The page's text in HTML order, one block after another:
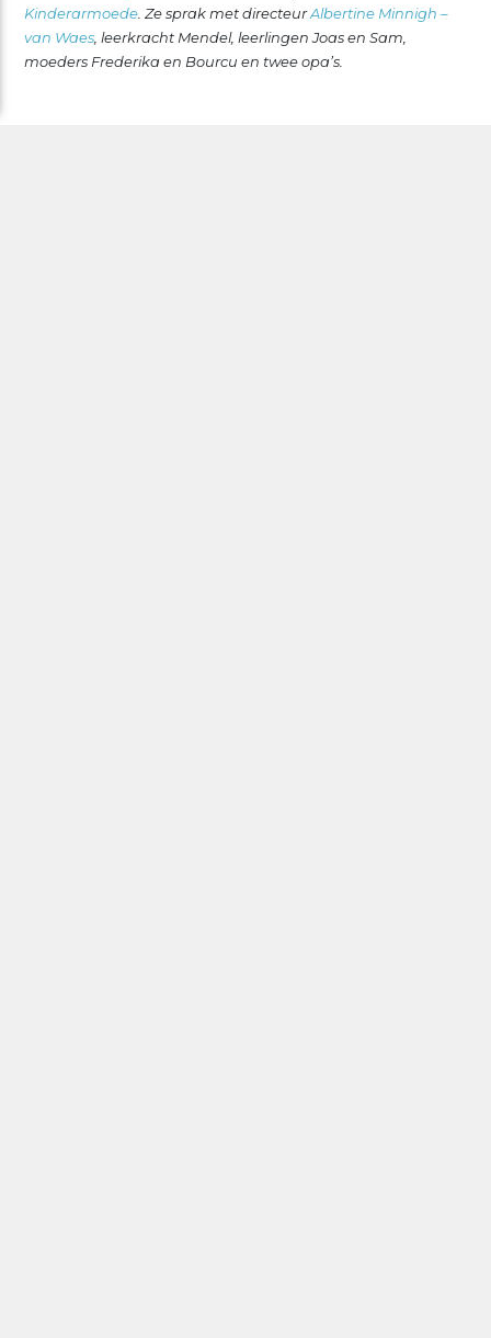
Kinderarmoede. Ze sprak met directeurAlbertine Minnigh –
van Waes, leerkracht Mendel, leerlingen Joas en Sam,
moeders Frederika en Bourcu en twee opa’s.